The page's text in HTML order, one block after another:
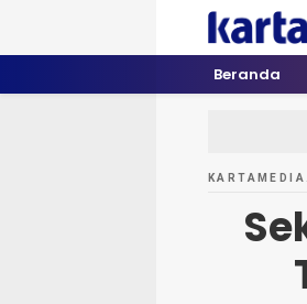
kartamedia.id
Jujur
Beranda